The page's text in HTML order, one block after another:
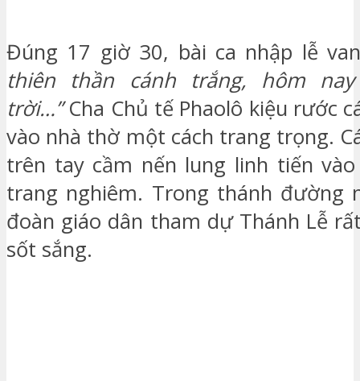
Đúng 17 giờ 30, bài ca nhập lễ
thiên thần cánh trắng, hôm
trời…”Cha Chủ tế Phaolô kiệu rước
vào nhà thờ một cách trang trọng.
trên tay cầm nến lung linh tiến
trang nghiêm. Trong thánh đường
đoàn giáo dân tham dự Thánh Lễ
sốt sắng.